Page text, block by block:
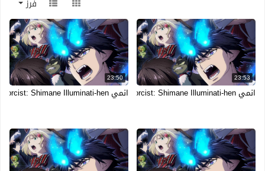
فرز
23:53
انمي Ao no Exorcist: Shimane Illuminati-hen الحلقة 11 الحادية عشر مترجمة
23:50
انمي Ao no Exorcist: Shimane Illuminati-hen الحلقة 10 العاشرة مترجمة